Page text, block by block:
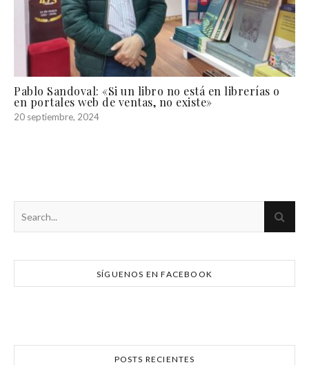
Pablo Sandoval: «Si un libro no está en librerías o
en portales web de ventas, no existe»
20 septiembre, 2024
SÍGUENOS EN FACEBOOK
POSTS RECIENTES